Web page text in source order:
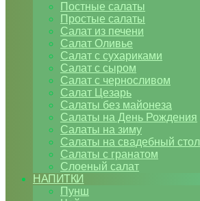
Постные салаты
Простые салаты
Салат из печени
Салат Оливье
Салат с сухариками
Салат с сыром
Салат с черносливом
Салат Цезарь
Салаты без майонеза
Салаты на День Рождения
Салаты на зиму
Салаты на свадебный стол
Салаты с гранатом
Слоеный салат
НАПИТКИ
Пунш